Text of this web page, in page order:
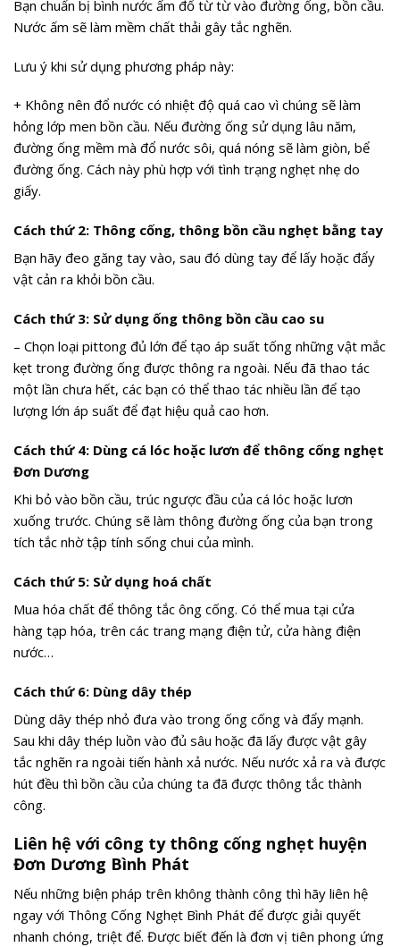
Bạn chuẩn bị bình nước ấm đổ từ từ vào đường ống, bồn cầu.
Nước ấm sẽ làm mềm chất thải gây tắc nghẽn.
Lưu ý khi sử dụng phương pháp này:
+ Không nên đổ nước có nhiệt độ quá cao vì chúng sẽ làm
hỏng lớp men bồn cầu. Nếu đường ống sử dụng lâu năm,
đường ống mềm mà đổ nước sôi, quá nóng sẽ làm giòn, bể
đường ống. Cách này phù hợp với tình trạng nghẹt nhẹ do
giấy.
Cách thứ 2: Thông cống, thông bồn cầu nghẹt bằng tay
Bạn hãy đeo găng tay vào, sau đó dùng tay để lấy hoặc đẩy
vật cản ra khỏi bồn cầu.
Cách thứ 3: Sử dụng ống thông bồn cầu cao su
– Chọn loại pittong đủ lớn để tạo áp suất tống những vật mắc
kẹt trong đường ống được thông ra ngoài. Nếu đã thao tác
một lần chưa hết, các bạn có thể thao tác nhiều lần để tạo
lượng lớn áp suất để đạt hiệu quả cao hơn.
Cách thứ 4: Dùng cá lóc hoặc lươn để thông cống nghẹt
Đơn Dương
Khi bỏ vào bồn cầu, trúc ngược đầu của cá lóc hoặc lươn
xuống trước. Chúng sẽ làm thông đường ống của bạn trong
tích tắc nhờ tập tính sống chui của mình.
Cách thứ 5: Sử dụng hoá chất
Mua hóa chất để thông tắc ông cống. Có thể mua tại cửa
hàng tạp hóa, trên các trang mạng điện tử, cửa hàng điện
nước…
Cách thứ 6: Dùng dây thép
Dùng dây thép nhỏ đưa vào trong ống cống và đẩy mạnh.
Sau khi dây thép luồn vào đủ sâu hoặc đã lấy được vật gây
tắc nghẽn ra ngoài tiến hành xả nước. Nếu nước xả ra và được
hút đều thì bồn cầu của chúng ta đã được thông tắc thành
công.
Liên hệ với công ty thông cống nghẹt huyện
Đơn Dương Bình Phát
Nếu những biện pháp trên không thành công thì hãy liên hệ
ngay với Thông Cống Nghẹt Bình Phát để được giải quyết
nhanh chóng, triệt để. Được biết đến là đơn vị tiên phong ứng